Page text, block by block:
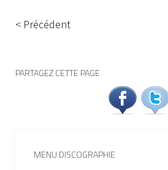
< Précédent
PARTAGEZ CETTE PAGE
MENU DISCOGRAPHIE